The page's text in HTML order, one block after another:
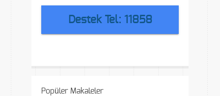
Destek Tel: 11858
Popüler Makaleler